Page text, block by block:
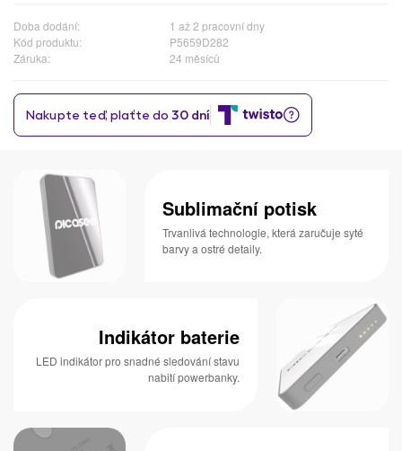
Doba dodání:
1 až 2 pracovní dny
Kód produktu:
P5659D282
Záruka:
24 měsíců
Sublimační potisk
Trvanlivá technologie, která zaručuje syté
barvy a ostré detaily.
Indikátor baterie
LED indikátor pro snadné sledování stavu
nabití powerbanky.